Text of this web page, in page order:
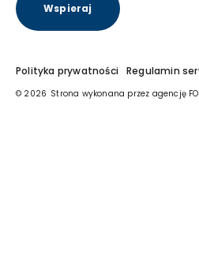
Polityka prywatności Regulamin
© 2026 Strona wykonana przez agencję
Wspieraj